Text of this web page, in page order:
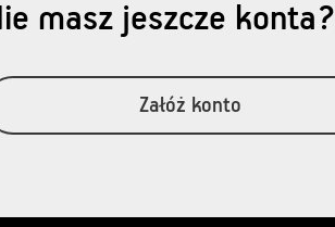
masz jeszcze konta?
Załóż konto